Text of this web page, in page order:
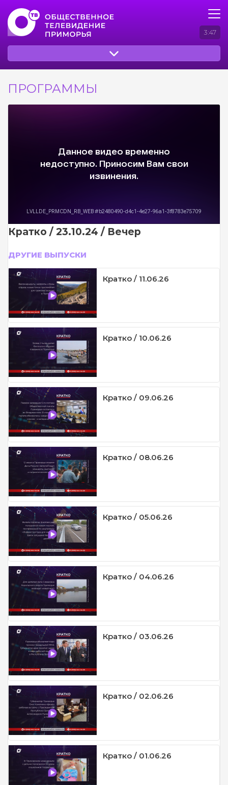
3:47
ПРОГРАММЫ
Кратко / 23.10.24 / Вечер
ДРУГИЕ ВЫПУСКИ
Кратко / 11.06.26
Кратко / 10.06.26
Кратко / 09.06.26
Кратко / 08.06.26
Кратко / 05.06.26
Кратко / 04.06.26
Кратко / 03.06.26
Кратко / 02.06.26
Кратко / 01.06.26